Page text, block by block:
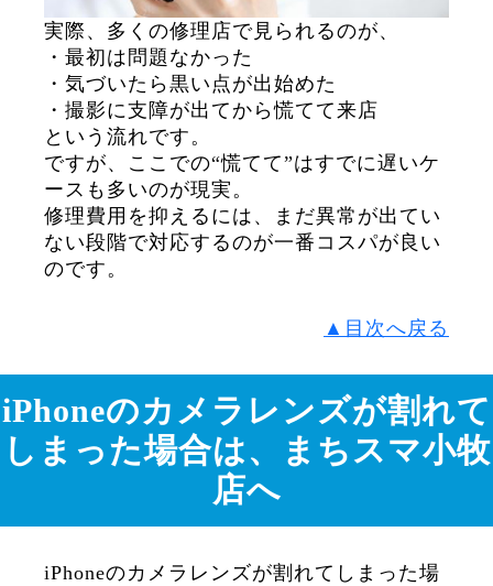
実際、多くの修理店で見られるのが、
・最初は問題なかった
・気づいたら黒い点が出始めた
・撮影に支障が出てから慌てて来店
という流れです。
ですが、ここでの“慌てて”はすでに遅いケ
ースも多いのが現実。
修理費用を抑えるには、まだ異常が出てい
ない段階で対応するのが一番コスパが良い
のです。
▲目次へ戻る
iPhoneのカメラレンズが割れて
しまった場合は、まちスマ小牧
店へ
iPhoneのカメラレンズが割れてしまった場